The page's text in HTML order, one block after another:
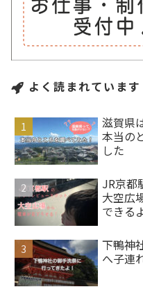
よく読まれています
滋賀県
本当の
した
JR京都
大空広
できる
下鴨神
へ子連